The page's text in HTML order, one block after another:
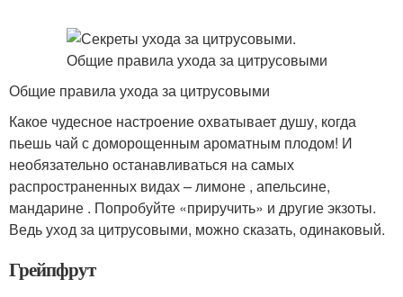
Общие правила ухода за цитрусовыми
Какое чудесное настроение охватывает душу, когда
пьешь чай с доморощенным ароматным плодом! И
необязательно останавливаться на самых
распространенных видах – лимоне , апельсине,
мандарине . Попробуйте «приручить» и другие экзоты.
Ведь уход за цитрусовыми, можно сказать, одинаковый.
Грейпфрут